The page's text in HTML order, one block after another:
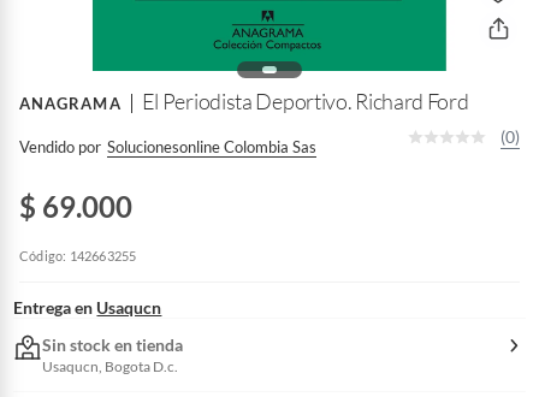
ANAGRAMA El Periodista Deportivo. Richard Ford
Vendido por Solucionesonline Colombia Sas
(0)
$ 69.000
Código: 142663255
Entrega en Usaqucn
Sin stock en tienda
Usaqucn, Bogota D.c.